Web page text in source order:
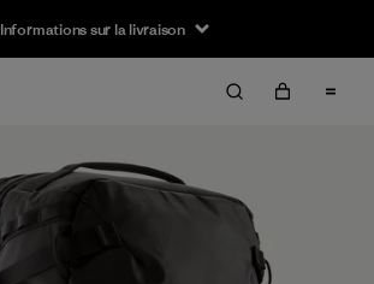
Informations sur la livraison